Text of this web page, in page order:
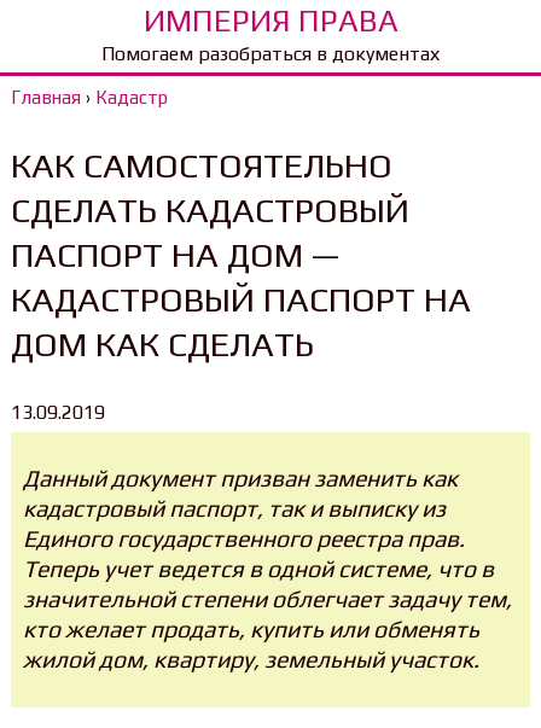
ИМПЕРИЯ ПРАВА
Помогаем разобраться в документах
Главная› Кадастр
КАК САМОСТОЯТЕЛЬНО
СДЕЛАТЬ КАДАСТРОВЫЙ
ПАСПОРТ НА ДОМ —
КАДАСТРОВЫЙ ПАСПОРТ НА
ДОМ КАК СДЕЛАТЬ
13.09.2019
Данный документ призван заменить как
кадастровый паспорт, так и выписку из
Единого государственного реестра прав.
Теперь учет ведется в одной системе, что в
значительной степени облегчает задачу тем,
кто желает продать, купить или обменять
жилой дом, квартиру, земельный участок.